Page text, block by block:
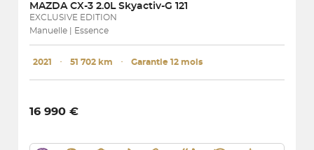
MAZDA CX-3 2.0L Skyactiv-G 121
EXCLUSIVE EDITION
Manuelle | Essence
2021 ･ 51 702 km ･ Garantie 12 mois
16 990 €